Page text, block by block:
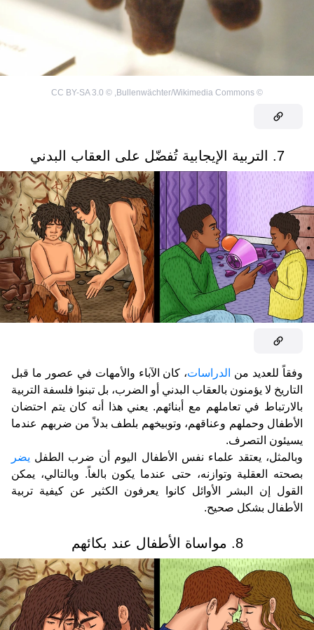
©
Bullenwächter/Wikimedia Commons
,
©
CC BY-SA 3.0
7. التربية الإيجابية تُفضّل على العقاب البدني
وفقاً للعديد من الدراسات، كان الآباء والأمهات في عصور ما قبل
التاريخ لا يؤمنون بالعقاب البدني أو الضرب، بل تبنوا فلسفة التربية
بالارتباط في تعاملهم مع أبنائهم. يعني هذا أنه كان يتم احتضان
الأطفال وحملهم وعناقهم، وتوبيخهم بلطف بدلاً من ضربهم عندما
يسيئون التصرف.
وبالمثل، يعتقد علماء نفس الأطفال اليوم أن ضرب الطفل يضر
بصحته العقلية وتوازنه، حتى عندما يكون بالغاً. وبالتالي، يمكن
القول إن البشر الأوائل كانوا يعرفون الكثير عن كيفية تربية
الأطفال بشكل صحيح.
8. مواساة الأطفال عند بكائهم